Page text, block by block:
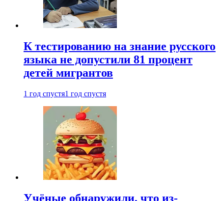
К тестированию на знание русского
языка не допустили 81 процент
детей мигрантов
1 год спустя1 год спустя
Учёные обнаружили, что из-